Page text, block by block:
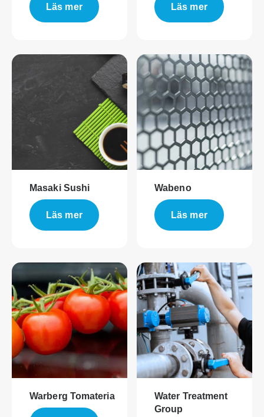
Läs mer Läs mer
Masaki Sushi
Läs mer
Wabeno
Läs mer
Warberg Tomateria
Water Treatment
Group